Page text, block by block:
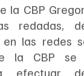
la CBP
redadas,
en las redes
la CBP se
efectuar